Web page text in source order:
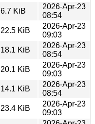
6.7 KiB
2026-Apr-23
08:54
22.5 KiB
2026-Apr-23
09:03
18.1 KiB
2026-Apr-23
08:54
20.1 KiB
2026-Apr-23
09:03
14.1 KiB
2026-Apr-23
08:54
23.4 KiB
2026-Apr-23
09:03